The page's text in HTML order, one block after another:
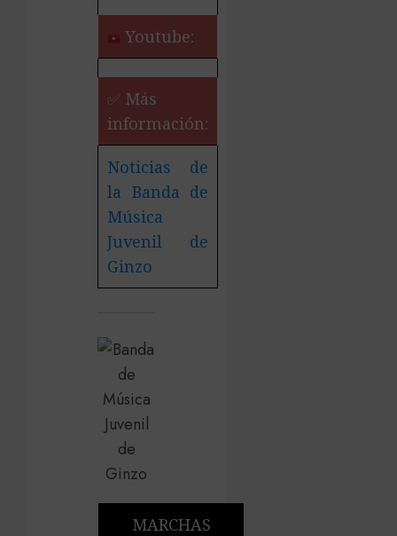
Youtube:
✅ Más
información:
Noticias de
la Banda de
Música
Juvenil de
Ginzo
MARCHAS